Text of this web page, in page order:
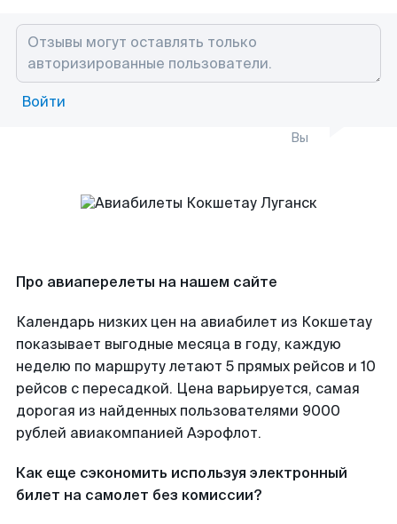
Войти
Вы
Про авиаперелеты на нашем сайте
Календарь низких цен на авиабилет из Кокшетау
показывает выгодные месяца в году, каждую
неделю по маршруту летают 5 прямых рейсов и 10
рейсов с пересадкой. Цена варьируется, самая
дорогая из найденных пользователями 9000
рублей авиакомпанией Аэрофлот.
Как еще сэкономить используя электронный
билет на самолет без комиссии?